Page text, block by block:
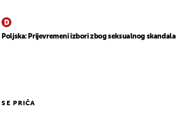
Poljska: Prijevremeni izbori zbog seksualnog skandala
PRIČA